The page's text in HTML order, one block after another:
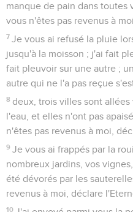
manque de pain dans toutes
vous n'êtes pas revenus à
7 Je vous ai refusé la pluie
jusqu'à la moisson ; j'ai fait
fait pleuvoir sur une autre ;
autre qui ne l'a pas reçue
8 deux, trois villes sont
l'eau, et elles n'ont pas
n'êtes pas revenus à moi,
9 Je vous ai frappés par la
nombreux jardins, vos
été dévorés par les
revenus à moi, déclare
10